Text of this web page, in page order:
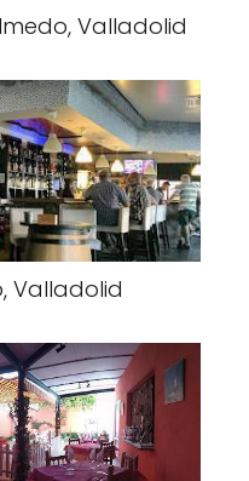
Valladolid
Valladolid